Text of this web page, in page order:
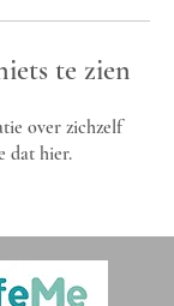
te zien
over zichzelf
dat hier.